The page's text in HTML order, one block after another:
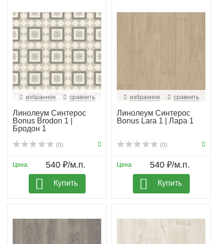
избранное сравнить
Линолеум Синтерос
Bonus Brodon 1 |
Бродон 1
(0)
Цена: 540 ₽/м.п.
Купить
избранное сравнить
Линолеум Синтерос
Bonus Lara 1 | Лара 1
(0)
Цена: 540 ₽/м.п.
Купить